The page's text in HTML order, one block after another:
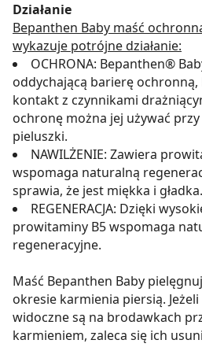
Działanie
Bepanthen Baby maść
wykazuje potrójne działanie:
OCHRONA: Bepanthen®
oddychającą barierę
kontakt z czynnikami
ochronę można jej używać
pieluszki.
NAWILŻENIE: Zawiera
wspomaga naturalną
sprawia, że jest miękka i gładka.
REGENERACJA: Dzięki
prowitaminy B5 wspomaga
regeneracyjne.
Maść Bepanthen Baby
okresie karmienia piersią.
widoczne są na brodawkach
karmieniem, zaleca się ich